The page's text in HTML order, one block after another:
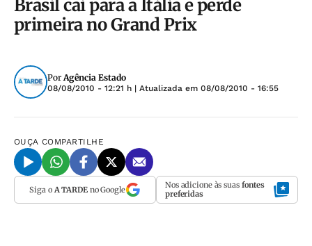
Brasil cai para a Itália e perde
primeira no Grand Prix
PorAgência Estado
08/08/2010 - 12:21 h | Atualizada em 08/08/2010 - 16:55
OUÇA COMPARTILHE
Siga o A TARDEno Google Nos adicione às suas fontes
preferidas